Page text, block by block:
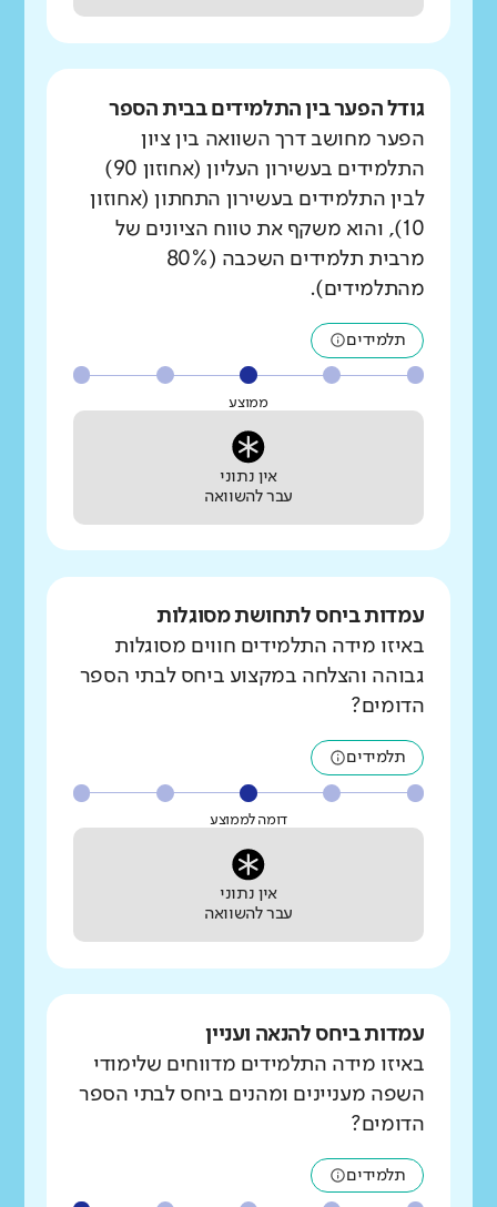
גודל הפער בין התלמידים בבית הספר
הפער מחושב דרך השוואה בין ציון
התלמידים בעשירון העליון (אחוזון 90)
לבין התלמידים בעשירון התחתון (אחוזון
10), והוא משקף את טווח הציונים של
מרבית תלמידים השכבה (80%
מהתלמידים).
תלמידים
ממוצע
אין נתוני
עבר להשוואה
עמדות ביחס לתחושת מסוגלות
באיזו מידה התלמידים חווים מסוגלות
גבוהה והצלחה במקצוע ביחס לבתי הספר
הדומים?
תלמידים
דומה לממוצע
אין נתוני
עבר להשוואה
עמדות ביחס להנאה ועניין
באיזו מידה התלמידים מדווחים שלימודי
השפה מעניינים ומהנים ביחס לבתי הספר
הדומים?
תלמידים